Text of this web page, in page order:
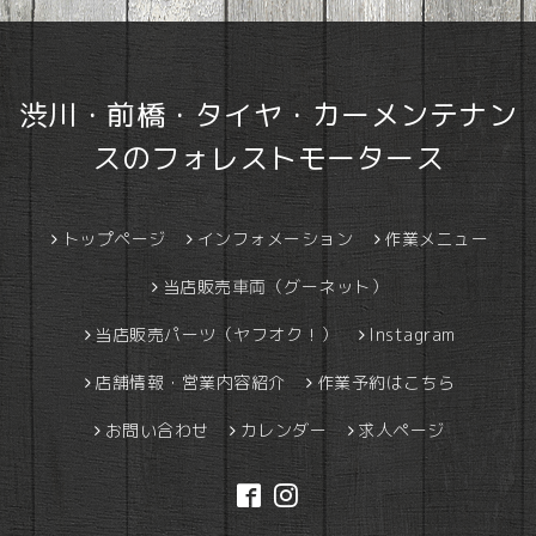
渋川・前橋・タイヤ・カーメンテナン
スのフォレストモータース
トップページ インフォメーション 作業メニュー
当店販売車両（グーネット）
当店販売パーツ（ヤフオク！） Instagram
店舗情報・営業内容紹介 作業予約はこちら
お問い合わせ カレンダー 求人ページ